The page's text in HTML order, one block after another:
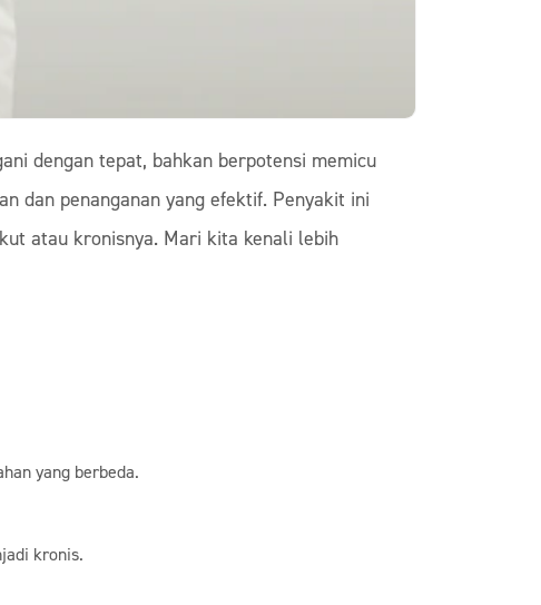
dengan tepat, bahkan berpotensi memicu
dan penanganan yang efektif. Penyakit ini
atau kronisnya. Mari kita kenali lebih
yang berbeda.
kronis.